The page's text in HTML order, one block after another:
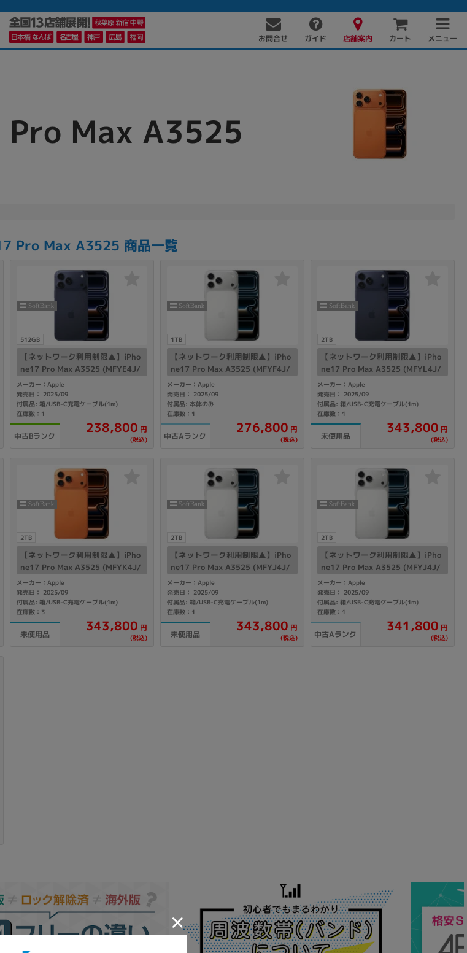
お問合せ ガイド 店舗案内 カート メニュー
Pro Max A3525
Pro Max A3525 商品一覧
512GB
【ネットワーク利用制限▲】iPho
ne17 Pro Max A3525 (MFYE4J/
A) 512GB ディープブルー 【Soft
Bank版SIMフリー】
メーカー：Apple
発売日： 2025/09
付属品: 箱/USB-C充電ケーブル(1m)
在庫数：1
中古Bランク
238,800 円
(税込)
1TB
【ネットワーク利用制限▲】iPho
ne17 Pro Max A3525 (MFYF4J/
A) 1TB シルバー 【SoftBank版SI
Mフリー】
メーカー：Apple
発売日： 2025/09
付属品: 本体のみ
在庫数：1
中古Aランク
276,800 円
(税込)
2TB
【ネットワーク利用制限▲】iPho
ne17 Pro Max A3525 (MFYL4J/
A) 2TB ディープブルー 【SoftBa
nk版SIMフリー】
メーカー：Apple
発売日： 2025/09
付属品: 箱/USB-C充電ケーブル(1m)
在庫数：1
未使用品
343,800 円
(税込)
2TB
【ネットワーク利用制限▲】iPho
ne17 Pro Max A3525 (MFYK4J/
A) 2TB コズミックオレンジ 【So
ftBank版SIMフリー】
メーカー：Apple
発売日： 2025/09
付属品: 箱/USB-C充電ケーブル(1m)
在庫数：3
未使用品
343,800 円
(税込)
2TB
【ネットワーク利用制限▲】iPho
ne17 Pro Max A3525 (MFYJ4J/
A) 2TB シルバー 【SoftBank版SI
Mフリー】
メーカー：Apple
発売日： 2025/09
付属品: 箱/USB-C充電ケーブル(1m)
在庫数：1
未使用品
343,800 円
(税込)
2TB
【ネットワーク利用制限▲】iPho
ne17 Pro Max A3525 (MFYJ4J/
A) 2TB シルバー 【SoftBank版SI
Mフリー】
メーカー：Apple
発売日： 2025/09
付属品: 箱/USB-C充電ケーブル(1m)
在庫数：1
中古Aランク
341,800 円
(税込)
製造、販売メーカーの絞り込み
Apple SONY Panasonic FUJITSU
ドライブ
ドライブの絞り込み
BD−R BD-ROM DVD-マルチ DVD-ROM DVD±RW
DVDスーパーマルチ その他
CPU
Apple M1 Apple M2 Ryzen 9 Ryzen 7 Ryzen 5
Core i9
Core i7
Core i5 Core i3 その他
メモリ